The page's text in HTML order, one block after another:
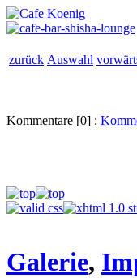
zurück Auswahl
Kommentare [0] :
Galerie,